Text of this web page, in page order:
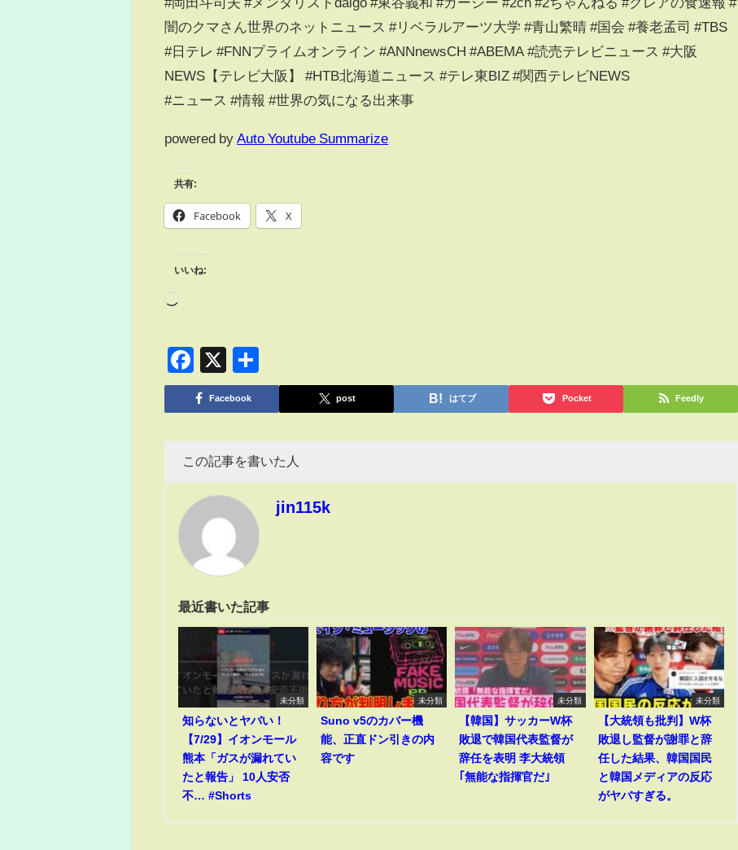
闇のクマさん世界のネットニュース #リベラルアーツ大学 #青山繁晴 #国会 #養老孟司 #TBS
#日テレ #FNNプライムオンライン #ANNnewsCH #ABEMA #読売テレビニュース #大阪
NEWS【テレビ大阪】 #HTB北海道ニュース #テレ東BIZ #関西テレビNEWS
#ニュース #情報 #世界の気になる出来事
powered by Auto Youtube Summarize
共有:
Facebook X
いいね:
Facebook
X
有
Facebook post はてブ Pocket Feedly
この記事を書いた人
jin115k
最近書いた記事
未分類
知らないとヤバい！
【7/29】イオンモール
熊本「ガスが漏れてい
たと報告」 10人安否
不… #Shorts
未分類
Suno v5のカバー機
能、正直ドン引きの内
容です
未分類
【韓国】サッカーW杯
敗退で韓国代表監督が
辞任を表明 李大統領
｢無能な指揮官だ｣
未分類
【大統領も批判】W杯
敗退し監督が謝罪と辞
任した結果、韓国国民
と韓国メディアの反応
がヤバすぎる。